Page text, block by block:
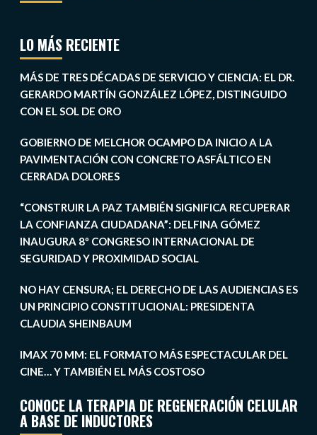
LO MÁS RECIENTE
MÁS DE TRES DÉCADAS DE SERVICIO Y CIENCIA: EL DR.
GERARDO MARTÍN GONZÁLEZ LÓPEZ, DISTINGUIDO
CON EL SOL DE ORO
GOBIERNO DE MELCHOR OCAMPO DA INICIO A LA
PAVIMENTACIÓN CON CONCRETO ASFÁLTICO EN
CERRADA DOLORES
“CONSTRUIR LA PAZ TAMBIÉN SIGNIFICA RECUPERAR
LA CONFIANZA CIUDADANA”: DELFINA GÓMEZ
INAUGURA 8º CONGRESO INTERNACIONAL DE
SEGURIDAD Y PROXIMIDAD SOCIAL
NO HAY CENSURA; EL DERECHO DE LAS AUDIENCIAS ES
UN PRINCIPIO CONSTITUCIONAL: PRESIDENTA
CLAUDIA SHEINBAUM
IMAX 70 MM: EL FORMATO MÁS ESPECTACULAR DEL
CINE… Y TAMBIÉN EL MÁS COSTOSO
CONOCE LA TERAPIA DE REGENERACIÓN CELULAR
A BASE DE INDUCTORES